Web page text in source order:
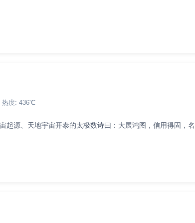
热度: 436℃
起源、天地宇宙开泰的太极数诗曰：大展鸿图，信用得固，名